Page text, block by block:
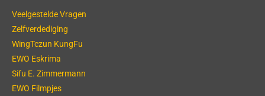
Veelgestelde Vragen
Zelfverdediging
WingTczun KungFu
EWO Eskrima
Sifu E. Zimmermann
EWO Filmpjes